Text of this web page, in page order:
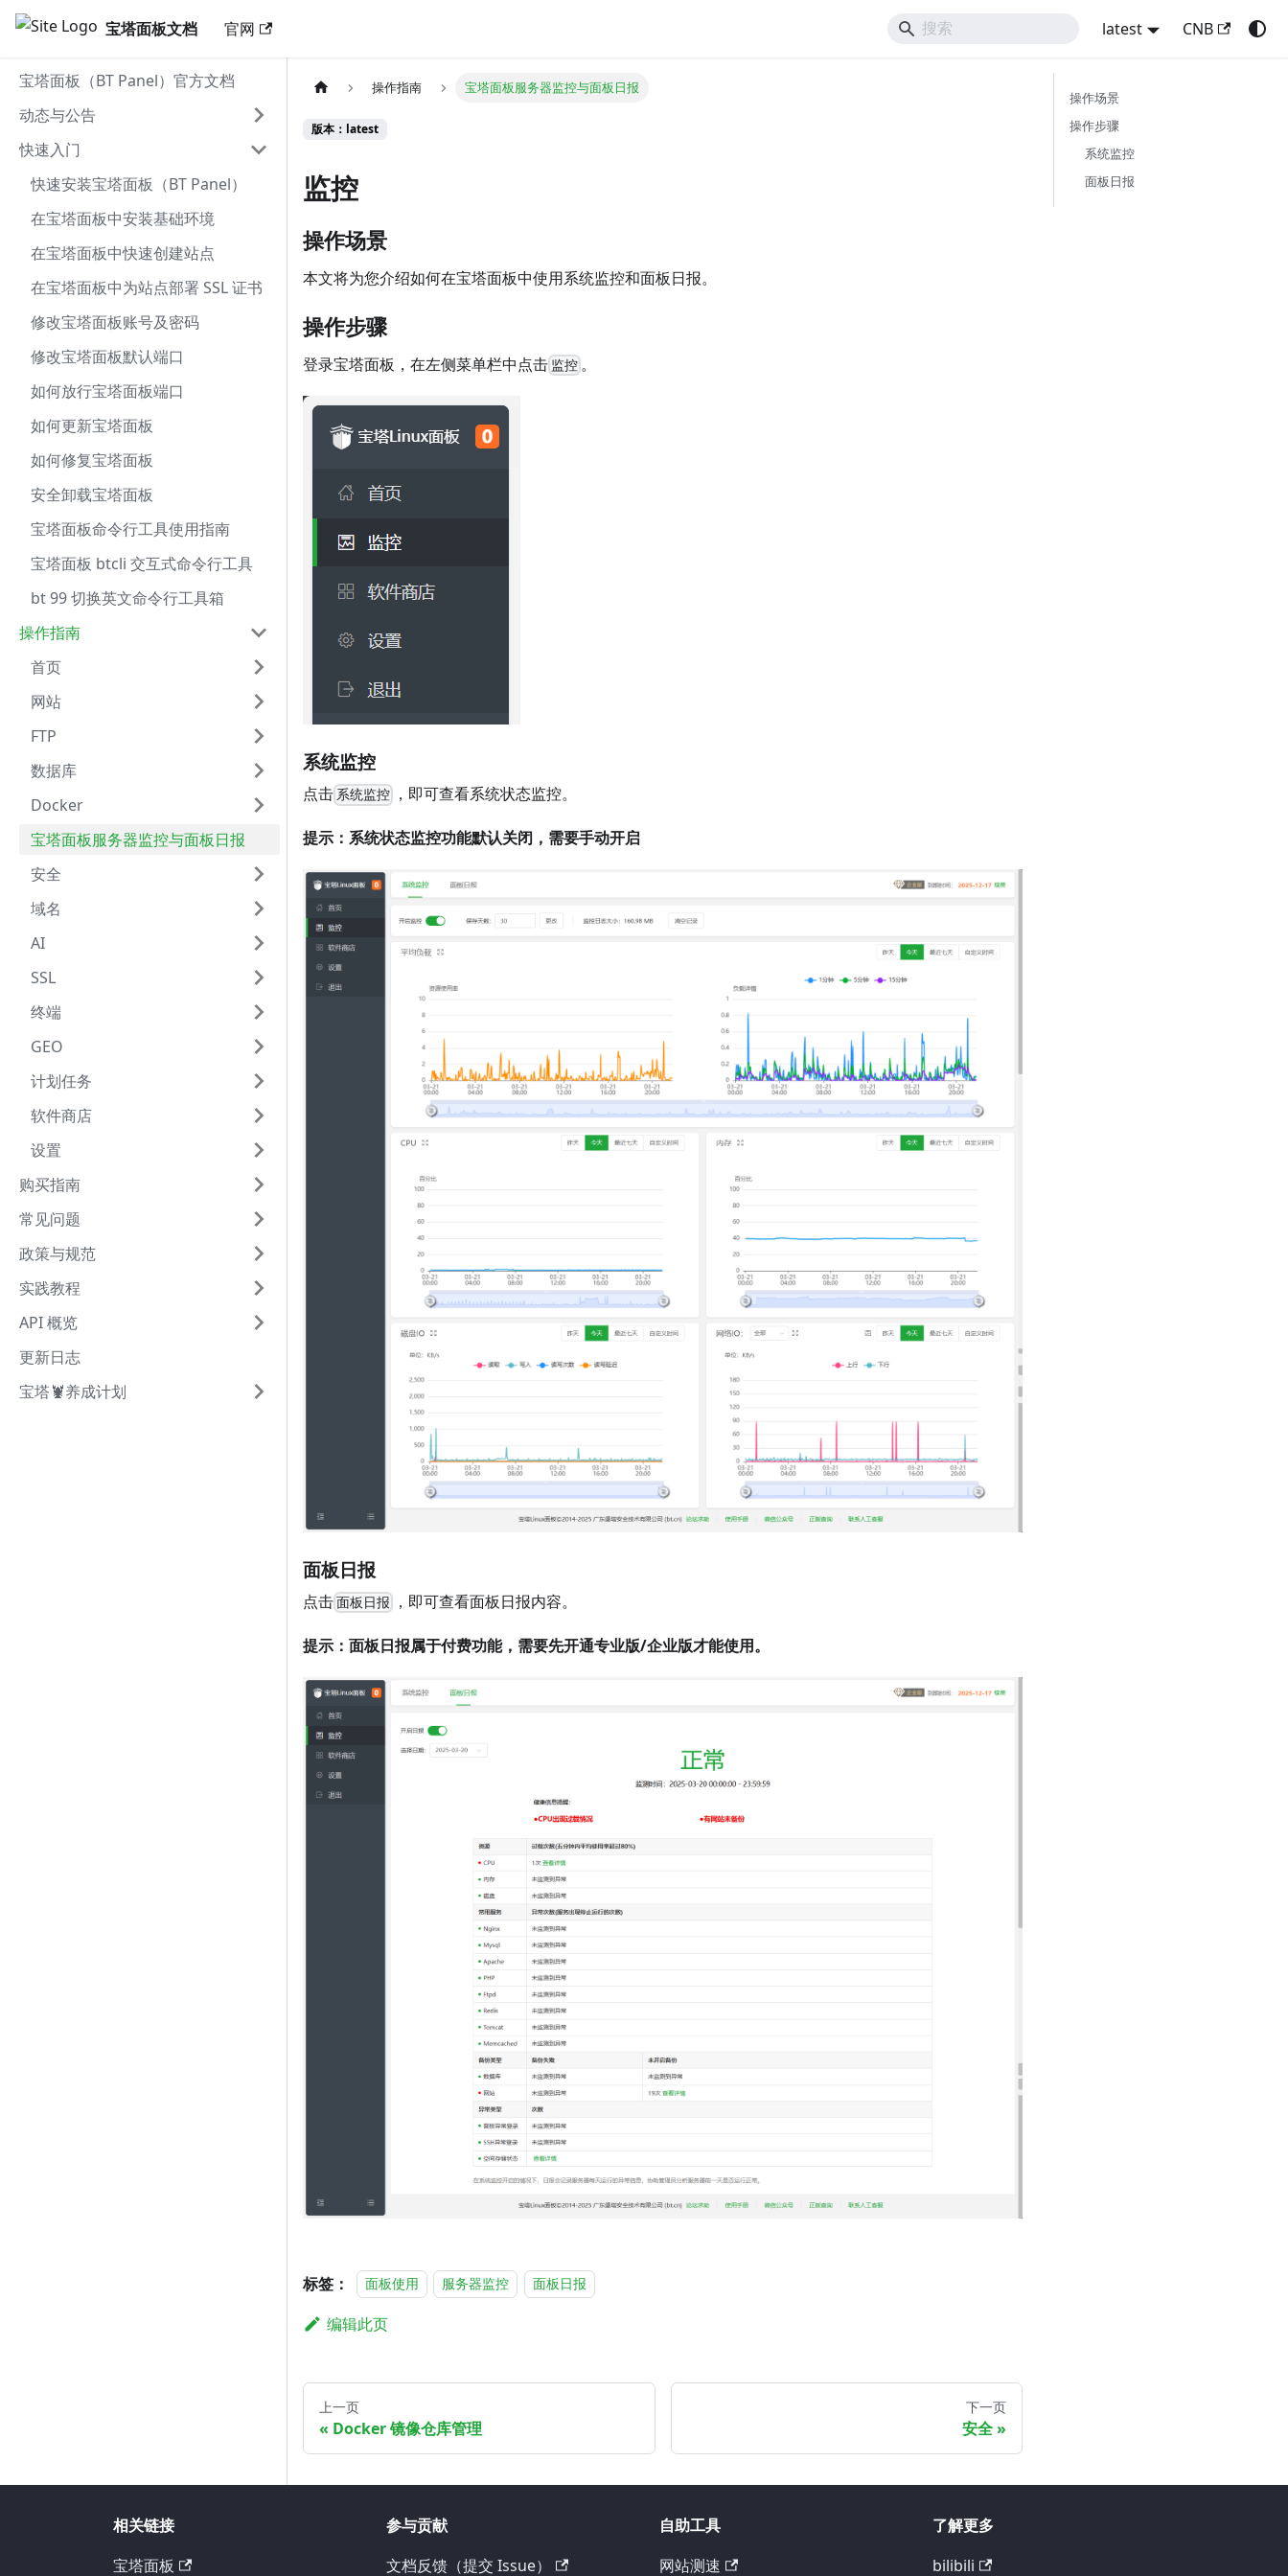
宝塔面板文档 官网 latest CNB
宝塔面板（BT Panel）官方文档
动态与公告
快速入门
快速安装宝塔面板（BT Panel）
在宝塔面板中安装基础环境
在宝塔面板中快速创建站点
在宝塔面板中为站点部署 SSL 证书
修改宝塔面板账号及密码
修改宝塔面板默认端口
如何放行宝塔面板端口
如何更新宝塔面板
如何修复宝塔面板
安全卸载宝塔面板
宝塔面板命令行工具使用指南
宝塔面板 btcli 交互式命令行工具
bt 99 切换英文命令行工具箱
操作指南
首页
网站
FTP
数据库
Docker
宝塔面板服务器监控与面板日报
安全
域名
AI
SSL
终端
GEO
计划任务
软件商店
设置
购买指南
常见问题
政策与规范
实践教程
API 概览
更新日志
宝塔🦞养成计划
操作指南 宝塔面板服务器监控与面板日报
版本：latest
监控
操作场景
本文将为您介绍如何在宝塔面板中使用系统监控和面板日报。
操作步骤
登录宝塔面板，在左侧菜单栏中点击 监控 。
系统监控
点击 系统监控 ，即可查看系统状态监控。
提示：系统状态监控功能默认关闭，需要手动开启
面板日报
点击面板日报 ，即可查看面板日报内容。
提示：面板日报属于付费功能，需要先开通专业版/企业版才能使用。
标签： 面板使用 服务器监控 面板日报
编辑此页
上一页
Docker 镜像仓库管理
下一页
安全
操作场景
操作步骤
系统监控
面板日报
相关链接
宝塔面板
参与贡献
文档反馈（提交 Issue）
自助工具
网站测速
了解更多
bilibili